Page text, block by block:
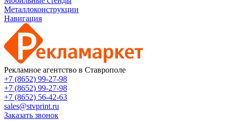
Металлоконструкции
Навигация
Рекламное агентство в Ставрополе
+7 (8652) 99-27-98
+7 (8652) 99-27-98
+7 (8652) 56-42-63
sales@stvprint.ru
Заказать звонок